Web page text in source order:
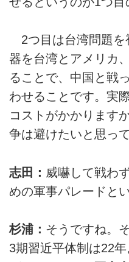
2つ目は台湾問題を
器を台湾とアメリカ
ることで、中国と戦
わせることです。実
コストがかかります
争は避けたいと思っ
志田： 威嚇して戦わ
めの軍事パレードと
杉浦： そうですね。
3期習近平体制は22